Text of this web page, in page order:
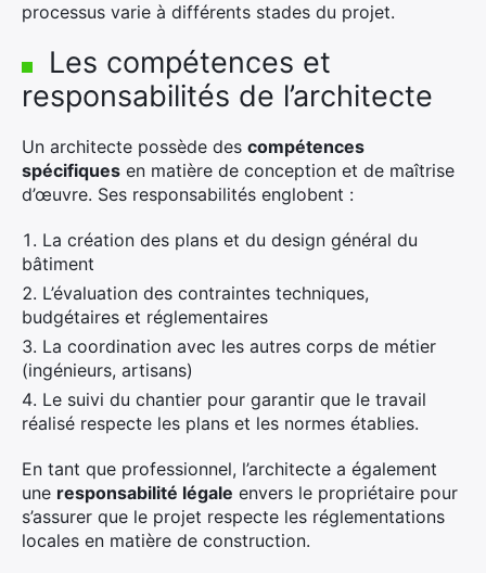
processus varie à différents stades du projet.
Les compétences et
responsabilités de l’architecte
Un architecte possède des compétences
spécifiques en matière de conception et de maîtrise
d’œuvre. Ses responsabilités englobent :
La création des plans et du design général du
bâtiment
L’évaluation des contraintes techniques,
budgétaires et réglementaires
La coordination avec les autres corps de métier
(ingénieurs, artisans)
Le suivi du chantier pour garantir que le travail
réalisé respecte les plans et les normes établies.
En tant que professionnel, l’architecte a également
une responsabilité légale envers le propriétaire pour
s’assurer que le projet respecte les réglementations
locales en matière de construction.